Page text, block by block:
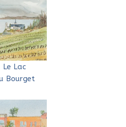
Le Lac
Bourget